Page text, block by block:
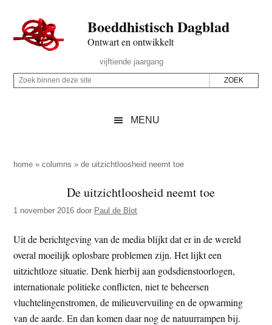
naar
de
inhoud
secondary
naar
de
sidebar
naar
de
Boeddhistisch Dagblad
Ontwart en ontwikkelt
Rechts
vijftiende jaargang
Z
p
z
e
s
i
t
e
Z
i
e
d
e
z
e
s
i
MENU
home »columns »de uitzichtloosheid neemt toe
De uitzichtloosheid neemt toe
1 november 2016 door Paul de Blot
Uit de berichtgeving van de media blijkt dat er in de wereld
overal moeilijk oplosbare problemen zijn. Het lijkt een
uitzichtloze situatie. Denk hierbij aan godsdienstoorlogen,
internationale politieke conflicten, niet te beheersen
vluchtelingenstromen, de milieuvervuiling en de opwarming
van de aarde. En dan komen daar nog de natuurrampen bij.